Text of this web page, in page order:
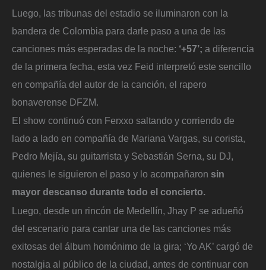
Luego, las tribunas del estadio se iluminaron con la
bandera de Colombia para darle paso a una de las
canciones más esperadas de la noche: ‘+57’; a diferencia
de la primera fecha, esta vez Feid interpretó este sencillo
en compañía del autor de la canción, el rapero
bonaverense DFZM.
El show continuó con Ferxxo saltando y corriendo de
lado a lado en compañía de Mariana Vargas, su corista,
Pedro Mejía, su guitarrista y Sebastián Serna, su DJ,
quienes le siguieron el paso y lo acompañaron sin
mayor descanso durante todo el concierto.
Luego, desde un rincón de Medellín, Jhay P se adueñó
del escenario para cantar una de las canciones más
exitosas del álbum homónimo de la gira; ‘Yo AK’ cargó de
nostalgia al público de la ciudad, antes de continuar con